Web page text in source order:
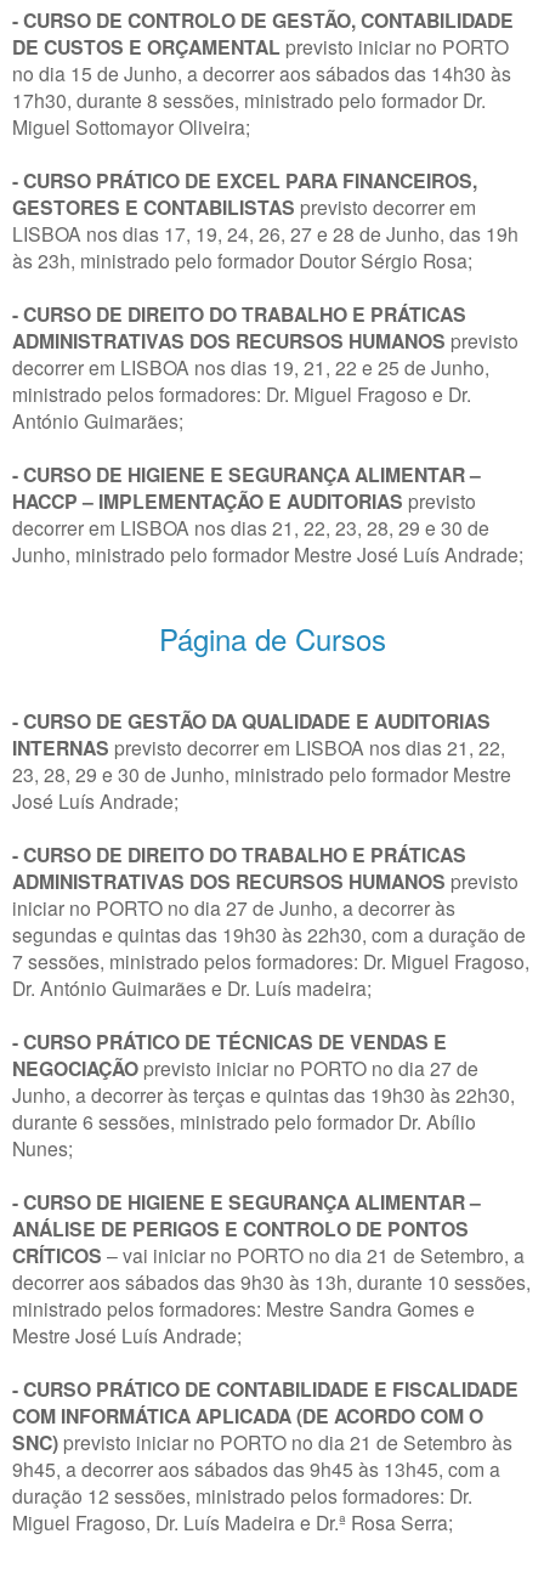
- CURSO DE CONTROLO DE GESTÃO, CONTABILIDADE
DE CUSTOS E ORÇAMENTAL previsto iniciar no PORTO
no dia 15 de Junho, a decorrer aos sábados das 14h30 às
17h30, durante 8 sessões, ministrado pelo formador Dr.
Miguel Sottomayor Oliveira;
- CURSO PRÁTICO DE EXCEL PARA FINANCEIROS,
GESTORES E CONTABILISTAS previsto decorrer em
LISBOA nos dias 17, 19, 24, 26, 27 e 28 de Junho, das 19h
às 23h, ministrado pelo formador Doutor Sérgio Rosa;
- CURSO DE DIREITO DO TRABALHO E PRÁTICAS
ADMINISTRATIVAS DOS RECURSOS HUMANOS previsto
decorrer em LISBOA nos dias 19, 21, 22 e 25 de Junho,
ministrado pelos formadores: Dr. Miguel Fragoso e Dr.
António Guimarães;
- CURSO DE HIGIENE E SEGURANÇA ALIMENTAR –
HACCP – IMPLEMENTAÇÃO E AUDITORIAS previsto
decorrer em LISBOA nos dias 21, 22, 23, 28, 29 e 30 de
Junho, ministrado pelo formador Mestre José Luís Andrade;
Página de Cursos
- CURSO DE GESTÃO DA QUALIDADE E AUDITORIAS
INTERNAS previsto decorrer em LISBOA nos dias 21, 22,
23, 28, 29 e 30 de Junho, ministrado pelo formador Mestre
José Luís Andrade;
- CURSO DE DIREITO DO TRABALHO E PRÁTICAS
ADMINISTRATIVAS DOS RECURSOS HUMANOS previsto
iniciar no PORTO no dia 27 de Junho, a decorrer às
segundas e quintas das 19h30 às 22h30, com a duração de
7 sessões, ministrado pelos formadores: Dr. Miguel Fragoso,
Dr. António Guimarães e Dr. Luís madeira;
- CURSO PRÁTICO DE TÉCNICAS DE VENDAS E
NEGOCIAÇÃO previsto iniciar no PORTO no dia 27 de
Junho, a decorrer às terças e quintas das 19h30 às 22h30,
durante 6 sessões, ministrado pelo formador Dr. Abílio
Nunes;
- CURSO DE HIGIENE E SEGURANÇA ALIMENTAR –
ANÁLISE DE PERIGOS E CONTROLO DE PONTOS
CRÍTICOS – vai iniciar no PORTO no dia 21 de Setembro, a
decorrer aos sábados das 9h30 às 13h, durante 10 sessões,
ministrado pelos formadores: Mestre Sandra Gomes e
Mestre José Luís Andrade;
- CURSO PRÁTICO DE CONTABILIDADE E FISCALIDADE
COM INFORMÁTICA APLICADA (DE ACORDO COM O
SNC) previsto iniciar no PORTO no dia 21 de Setembro às
9h45, a decorrer aos sábados das 9h45 às 13h45, com a
duração 12 sessões, ministrado pelos formadores: Dr.
Miguel Fragoso, Dr. Luís Madeira e Dr.ª Rosa Serra;